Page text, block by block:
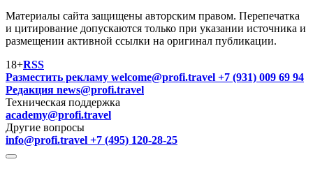
Материалы сайта защищены авторским правом. Перепечатка
и цитирование допускаются только при указании источника и
размещении активной ссылки на оригинал публикации.
18+RSS
Разместить рекламу welcome@profi.travel +7 (931) 009 69 94
Редакция news@profi.travel
Техническая поддержка
academy@profi.travel
Другие вопросы
info@profi.travel +7 (495) 120-28-25